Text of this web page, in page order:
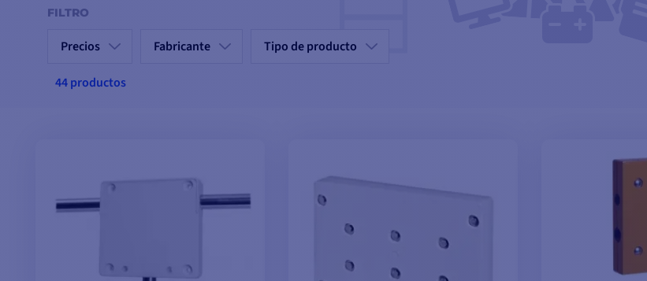
FILTRO
Precios Fabricante Tipo de producto
44 productos